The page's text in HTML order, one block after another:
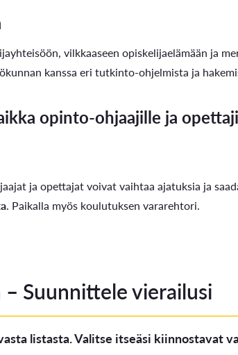
vilkkaaseen opiskelijaelämään ja
kanssa eri tutkinto-ohjelmista ja
opinto-ohjaajille ja
ja opettajat voivat vaihtaa ajatuksia ja
. Paikalla myös koulutuksen vararehtori.
Suunnittele vierailusi
listasta. Valitse itseäsi kiinnostavat